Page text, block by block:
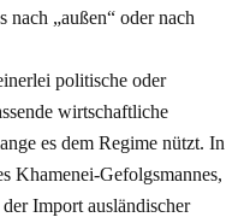
nach „außen“ oder nach
politische oder
wirtschaftliche
es dem Regime nützt. In
Khamenei-Gefolgsmannes,
Import ausländischer